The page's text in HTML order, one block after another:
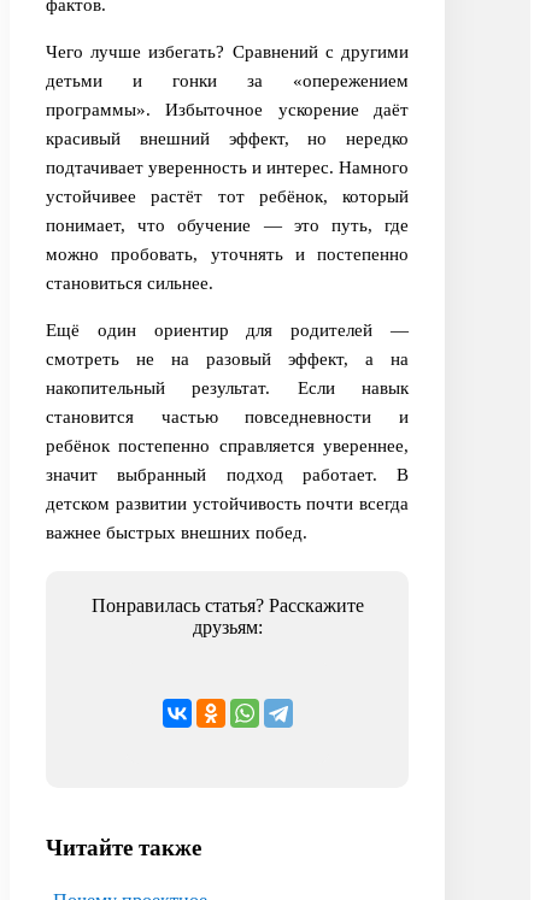
фактов.
Чего лучше избегать? Сравнений с другими
детьми и гонки за «опережением
программы». Избыточное ускорение даёт
красивый внешний эффект, но нередко
подтачивает уверенность и интерес. Намного
устойчивее растёт тот ребёнок, который
понимает, что обучение — это путь, где
можно пробовать, уточнять и постепенно
становиться сильнее.
Ещё один ориентир для родителей —
смотреть не на разовый эффект, а на
накопительный результат. Если навык
становится частью повседневности и
ребёнок постепенно справляется увереннее,
значит выбранный подход работает. В
детском развитии устойчивость почти всегда
важнее быстрых внешних побед.
Понравилась статья? Расскажите
друзьям:
Читайте также